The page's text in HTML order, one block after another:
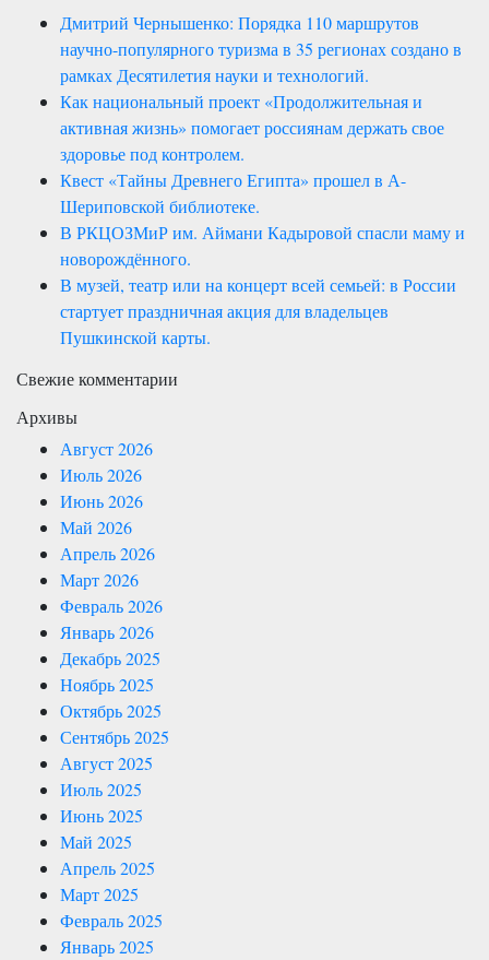
Дмитрий Чернышенко: Порядка 110 маршрутов
научно-популярного туризма в 35 регионах создано в
рамках Десятилетия науки и технологий.
Как национальный проект «Продолжительная и
активная жизнь» помогает россиянам держать свое
здоровье под контролем.
Квест «Тайны Древнего Египта» прошел в А-
Шериповской библиотеке.
В РКЦОЗМиР им. Аймани Кадыровой спасли маму и
новорождённого.
В музей, театр или на концерт всей семьей: в России
стартует праздничная акция для владельцев
Пушкинской карты.
Свежие комментарии
Архивы
Август 2026
Июль 2026
Июнь 2026
Май 2026
Апрель 2026
Март 2026
Февраль 2026
Январь 2026
Декабрь 2025
Ноябрь 2025
Октябрь 2025
Сентябрь 2025
Август 2025
Июль 2025
Июнь 2025
Май 2025
Апрель 2025
Март 2025
Февраль 2025
Январь 2025